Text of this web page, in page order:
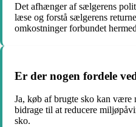
Det afhænger af sælgerens
læse og forstå sælgerens
omkostninger forbundet
Er der nogen fordele
Ja, køb af brugte sko kan
bidrage til at reducere
sko.